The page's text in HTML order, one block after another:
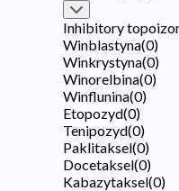
Inhibitory
Winblastyna(0)
Winkrystyna(0)
Winorelbina(0)
Winflunina(0)
Etopozyd(0)
Tenipozyd(0)
Paklitaksel(0)
Docetaksel(0)
Kabazytaksel(0)